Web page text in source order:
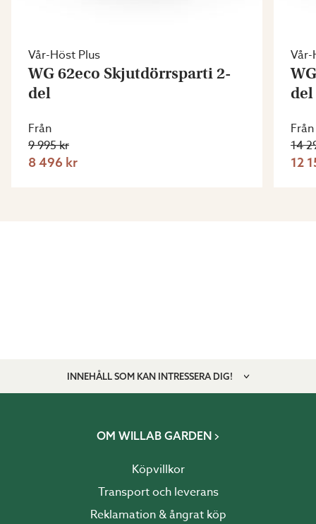
Vår-Höst Plus
WG 62eco Skjutdörrsparti 2-
del
Från
9 995 kr
8 496 kr
Vår-
del
Från
14
12
INNEHÅLL SOM KAN INTRESSERA DIG!
OM WILLAB GARDEN
Köpvillkor
Transport och leverans
Reklamation & ångrat köp